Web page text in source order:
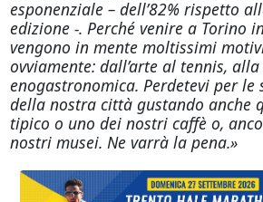
esponenziale – dell’82% rispetto
edizione -. Perché venire a Torino
vengono in mente moltissimi
ovviamente: dall’arte al tennis,
enogastronomica. Perdetevi per le
della nostra città gustando anche
tipico o uno dei nostri caffè o,
nostri musei. Ne varrà la pena.»